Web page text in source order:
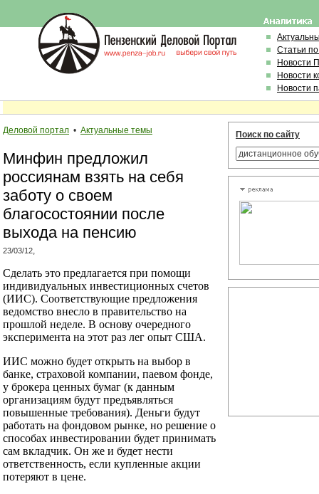
Статьи
Новости
Новости
Новости
Деловой портал • Актуальные темы
Минфин предложил
россиянам взять на себя
заботу о своем
благосостоянии после
выхода на пенсию
23/03/12,
Сделать это предлагается при помощи
индивидуальных инвестиционных счетов
(ИИС). Соответствующие предложения
ведомство внесло в правительство на
прошлой неделе. В основу очередного
эксперимента на этот раз лег опыт США.
ИИС можно будет открыть на выбор в
банке, страховой компании, паевом фонде,
у брокера ценных бумаг (к данным
организациям будут предъявляться
повышенные требования). Деньги будут
работать на фондовом рынке, но решение о
способах инвестировании будет принимать
сам вкладчик. Он же и будет нести
ответственность, если купленные акции
потеряют в цене.
Поиск по сайту